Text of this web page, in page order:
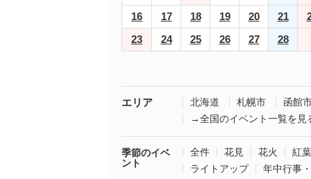
16
17 18 19 20 21
23
24 25 26 27 28
エリア 北海道 札幌市
函館
→全国のイベント一覧を見
季節のイベ
ント
全件 花見 花火
紅葉
ライトアップ
年中行事